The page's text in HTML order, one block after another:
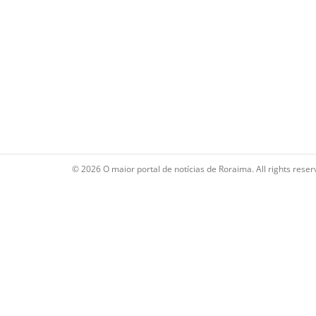
© 2026 O maior portal de notícias de Roraima. All rights